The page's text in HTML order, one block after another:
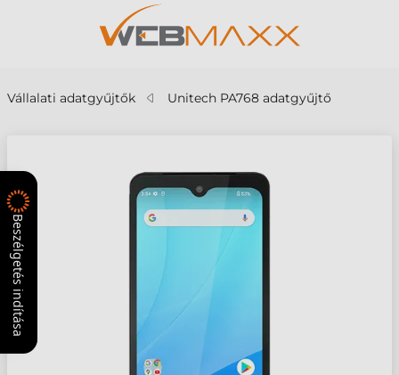
Vállalati adatgyűjtők Unitech PA768 adatgyűjtő
Beszélgetés indítása